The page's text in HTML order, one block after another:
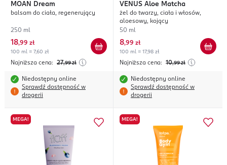
MOAN Dream
balsam do ciała, regenerujący
250 ml
18,99 zł
100 ml = 7,60 zł
Najniższa cena: 27,99 zł
Niedostępny online
Sprawdź dostępność w
drogerii
VENUS Aloe Matcha
żel do twarzy, ciała i włosów,
aloesowy, kojący
50 ml
8,99 zł
100 ml = 17,98 zł
Najniższa cena: 10,99 zł
Niedostępny online
Sprawdź dostępność w
drogerii
MEGA! MEGA!